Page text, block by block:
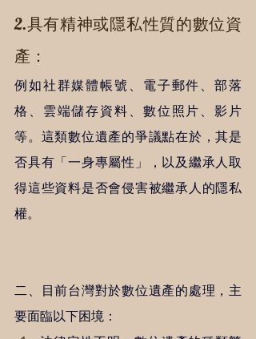
2.具有精神或隱私性質的數位資
產：
例如社群媒體帳號、電子郵件、部落
格、雲端儲存資料、數位照片、影片
等。這類數位遺產的爭議點在於，其是
否具有「一身專屬性」，以及繼承人取
得這些資料是否會侵害被繼承人的隱私
權。
二、目前台灣對於數位遺產的處理，主
要面臨以下困境：